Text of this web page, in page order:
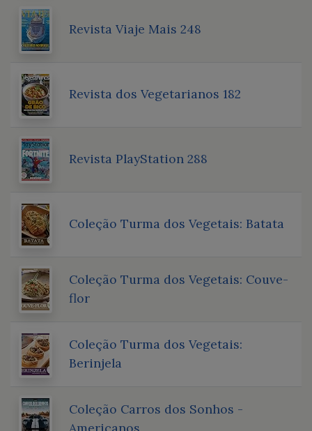
Revista Viaje Mais 248
Revista dos Vegetarianos 182
Revista PlayStation 288
Coleção Turma dos Vegetais: Batata
Coleção Turma dos Vegetais: Couve-
flor
Coleção Turma dos Vegetais:
Berinjela
Coleção Carros dos Sonhos -